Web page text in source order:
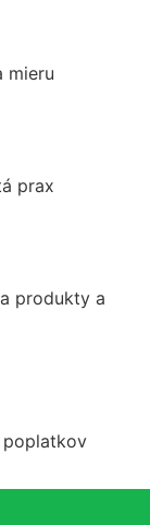
mieru
prax
produkty a
poplatkov